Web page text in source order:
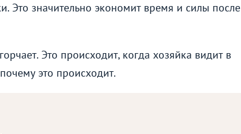
Это значительно экономит время и силы после
Это происходит, когда хозяйка видит в
это происходит.